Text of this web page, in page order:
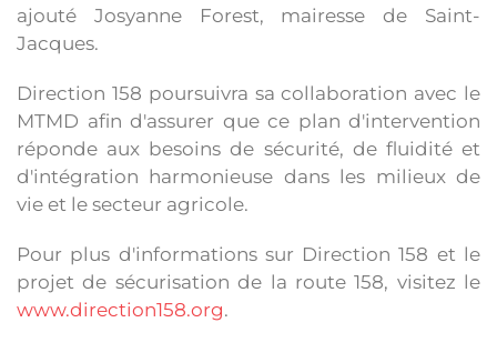
ajouté Josyanne Forest, mairesse de Saint-
Jacques.
Direction 158 poursuivra sa collaboration avec le
MTMD afin d'assurer que ce plan d'intervention
réponde aux besoins de sécurité, de fluidité et
d'intégration harmonieuse dans les milieux de
vie et le secteur agricole.
Pour plus d'informations sur Direction 158 et le
projet de sécurisation de la route 158, visitez le
www.direction158.org.